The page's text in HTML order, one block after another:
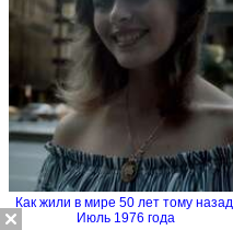
Как жили в мире 50 лет тому назад.
Июль 1976 года